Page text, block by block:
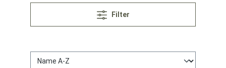
Filter